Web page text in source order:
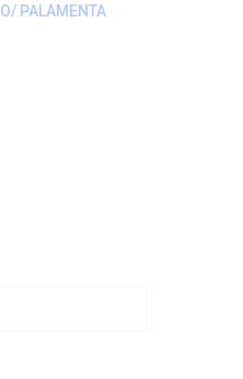
PALAMENTA